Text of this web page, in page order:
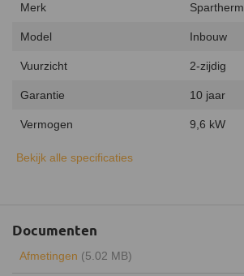
Merk Spartherm
Model Inbouw
Vuurzicht 2-zijdig
Garantie 10 jaar
Vermogen 9,6 kW
Minimaal vermogen
Bekijk alle specificaties
Documenten
Afmetingen (5.02 MB)